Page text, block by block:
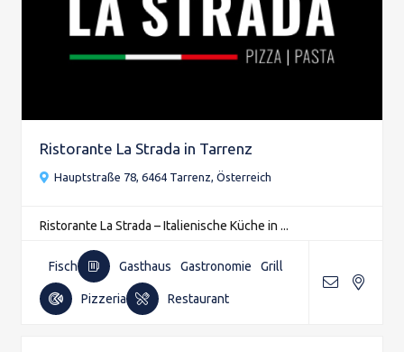
Ristorante La Strada in Tarrenz
Hauptstraße 78, 6464 Tarrenz, Österreich
Ristorante La Strada – Italienische Küche in ...
Fisch Gasthaus Gastronomie Grill
Pizzeria Restaurant